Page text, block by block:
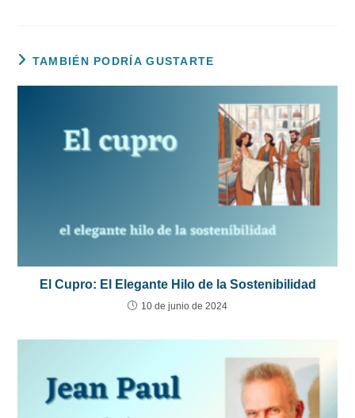
TAMBIÉN PODRÍA GUSTARTE
El Cupro: El Elegante Hilo de la Sostenibilidad
10 de junio de 2024